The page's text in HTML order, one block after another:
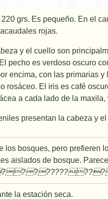
220 grs. Es pequeño. En el
rojas.
y el cuello son
pecho es verdoso oscuro
encima, con las primarias
rosáceo. El iris es café
a cada lado de la
presentan la cabeza y
los bosques, pero prefieren
aislados de bosque.
la estación seca.